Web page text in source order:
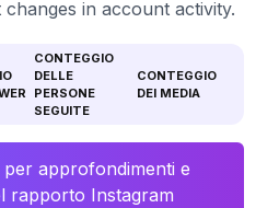
in account activity.
CONTEGGIO
DELLE
PERSONE
SEGUITE
CONTEGGIO
DEI MEDIA
approfondimenti e
rapporto Instagram